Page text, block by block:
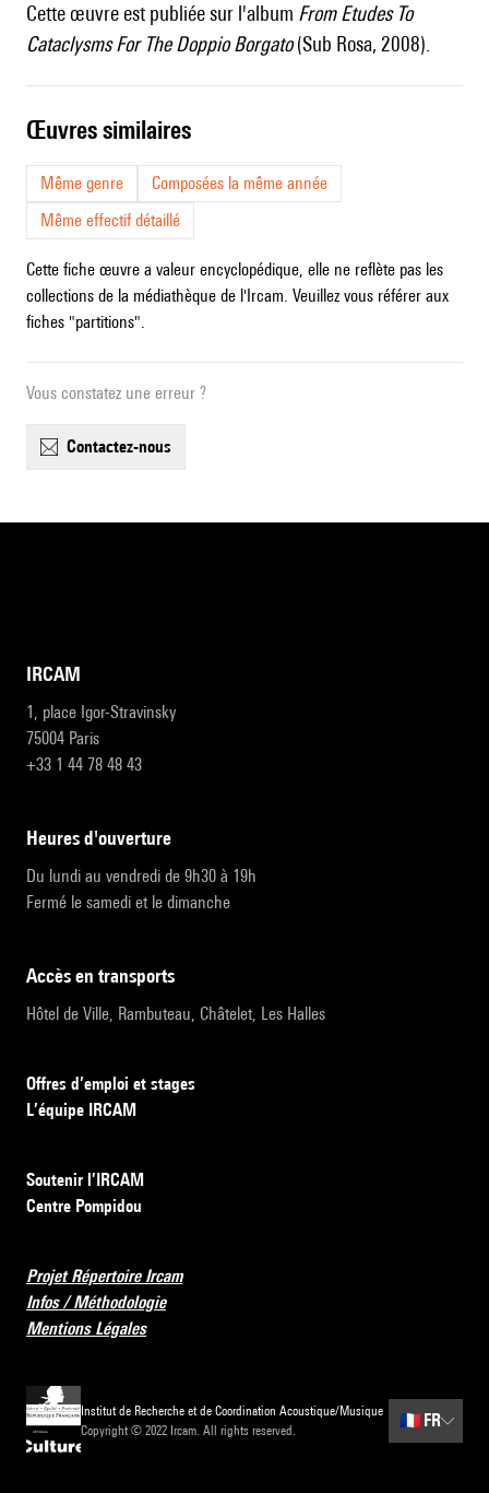
Cette œuvre est publiée sur l'album From Etudes To
Cataclysms For The Doppio Borgato(Sub Rosa, 2008).
œuvres similaires
Même genre
Composées la même année
Même effectif détaillé
Cette fiche œuvre a valeur encyclopédique, elle ne reflète pas les
collections de la médiathèque de l'Ircam. Veuillez vous référer aux
fiches "partitions".
Vous constatez une erreur ?
contactez-nous
IRCAM
1, place Igor-Stravinsky
75004 Paris
+33 1 44 78 48 43
heures d'ouverture
Du lundi au vendredi de 9h30 à 19h
Fermé le samedi et le dimanche
accès en transports
Hôtel de Ville, Rambuteau, Châtelet, Les Halles
Offres d’emploi et stages
L’équipe IRCAM
Soutenir l’IRCAM
Centre Pompidou
Projet Répertoire Ircam
Infos / Méthodologie
Mentions Légales
Institut de Recherche et de Coordination Acoustique/Musique
Copyright © 2022 Ircam. All rights reserved.
🇫🇷 FR